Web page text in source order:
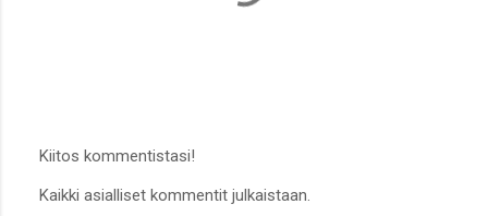
ä
Kiitos kommentistasi!
Kaikki asialliset kommentit julkaistaan.